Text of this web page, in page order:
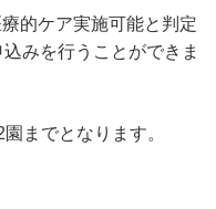
的ケア実施可能と判定
みを行うことができま
までとなります。